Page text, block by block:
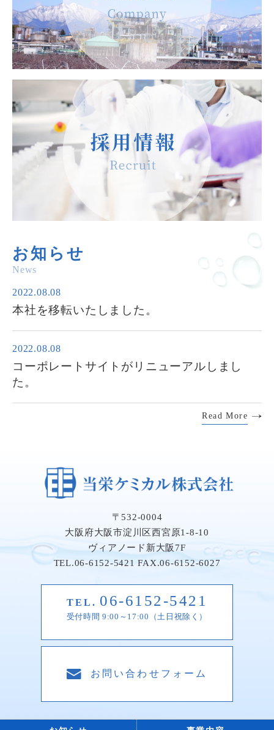
お知らせ
News
2022.08.08
本社を移転いたしました。
2022.08.08
コーポレートサイトがリニューアルしまし
た。
Read More
〒532-0004
大阪府大阪市淀川区西宮原1-8-10
ヴィアノード新大阪7F
TEL.06-6152-5421 FAX.06-6152-6027
TEL. 06-6152-5421
受付時間 9:00～17:00（土日祝除く）
お問い合わせフォーム